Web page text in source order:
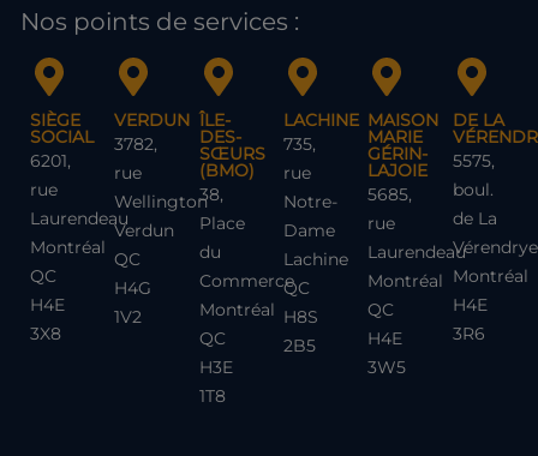
Nos points de services :
SIÈGE
SOCIAL
6201,
rue
Laurendeau
Montréal
QC
H4E
3X8
VERDUN
3782,
rue
Wellington
Verdun
QC
H4G
1V2
ÎLE-
DES-
SŒURS
(BMO)
38,
Place
du
Commerce
Montréal
QC
H3E
1T8
LACHINE
735,
rue
Notre-
Dame
Lachine
QC
H8S
2B5
MAISON
MARIE
GÉRIN-
LAJOIE
5685,
rue
Laurendeau
Montréal
QC
H4E
3W5
DE LA
5575,
boul.
de La
Vérendrye
Montréal
H4E
3R6